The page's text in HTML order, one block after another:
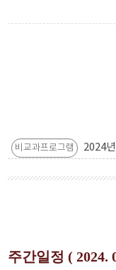
비교과프로그램 2024
주간일정 ( 2024.